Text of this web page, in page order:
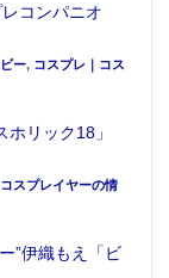
コンパニオ
ー, コスプレ｜コス
リック18」
スプレイヤーの情
”伊織もえ「ビ